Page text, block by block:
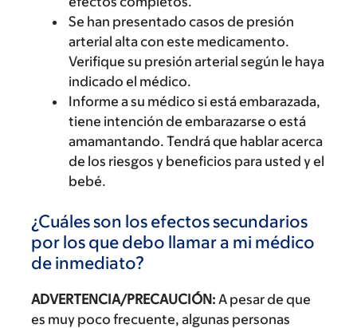
Se han presentado casos de presión
arterial alta con este medicamento.
Verifique su presión arterial según le haya
indicado el médico.
Informe a su médico si está embarazada,
tiene intención de embarazarse o está
amamantando. Tendrá que hablar acerca
de los riesgos y beneficios para usted y el
bebé.
¿Cuáles son los efectos secundarios
por los que debo llamar a mi médico
de inmediato?
ADVERTENCIA/PRECAUCIÓN: A pesar de que
es muy poco frecuente, algunas personas